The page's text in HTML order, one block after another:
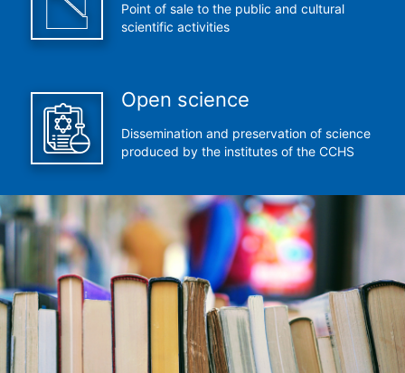
Point of sale to the public and cultural
scientific activities
Open science
Dissemination and preservation of science
produced by the institutes of the CCHS